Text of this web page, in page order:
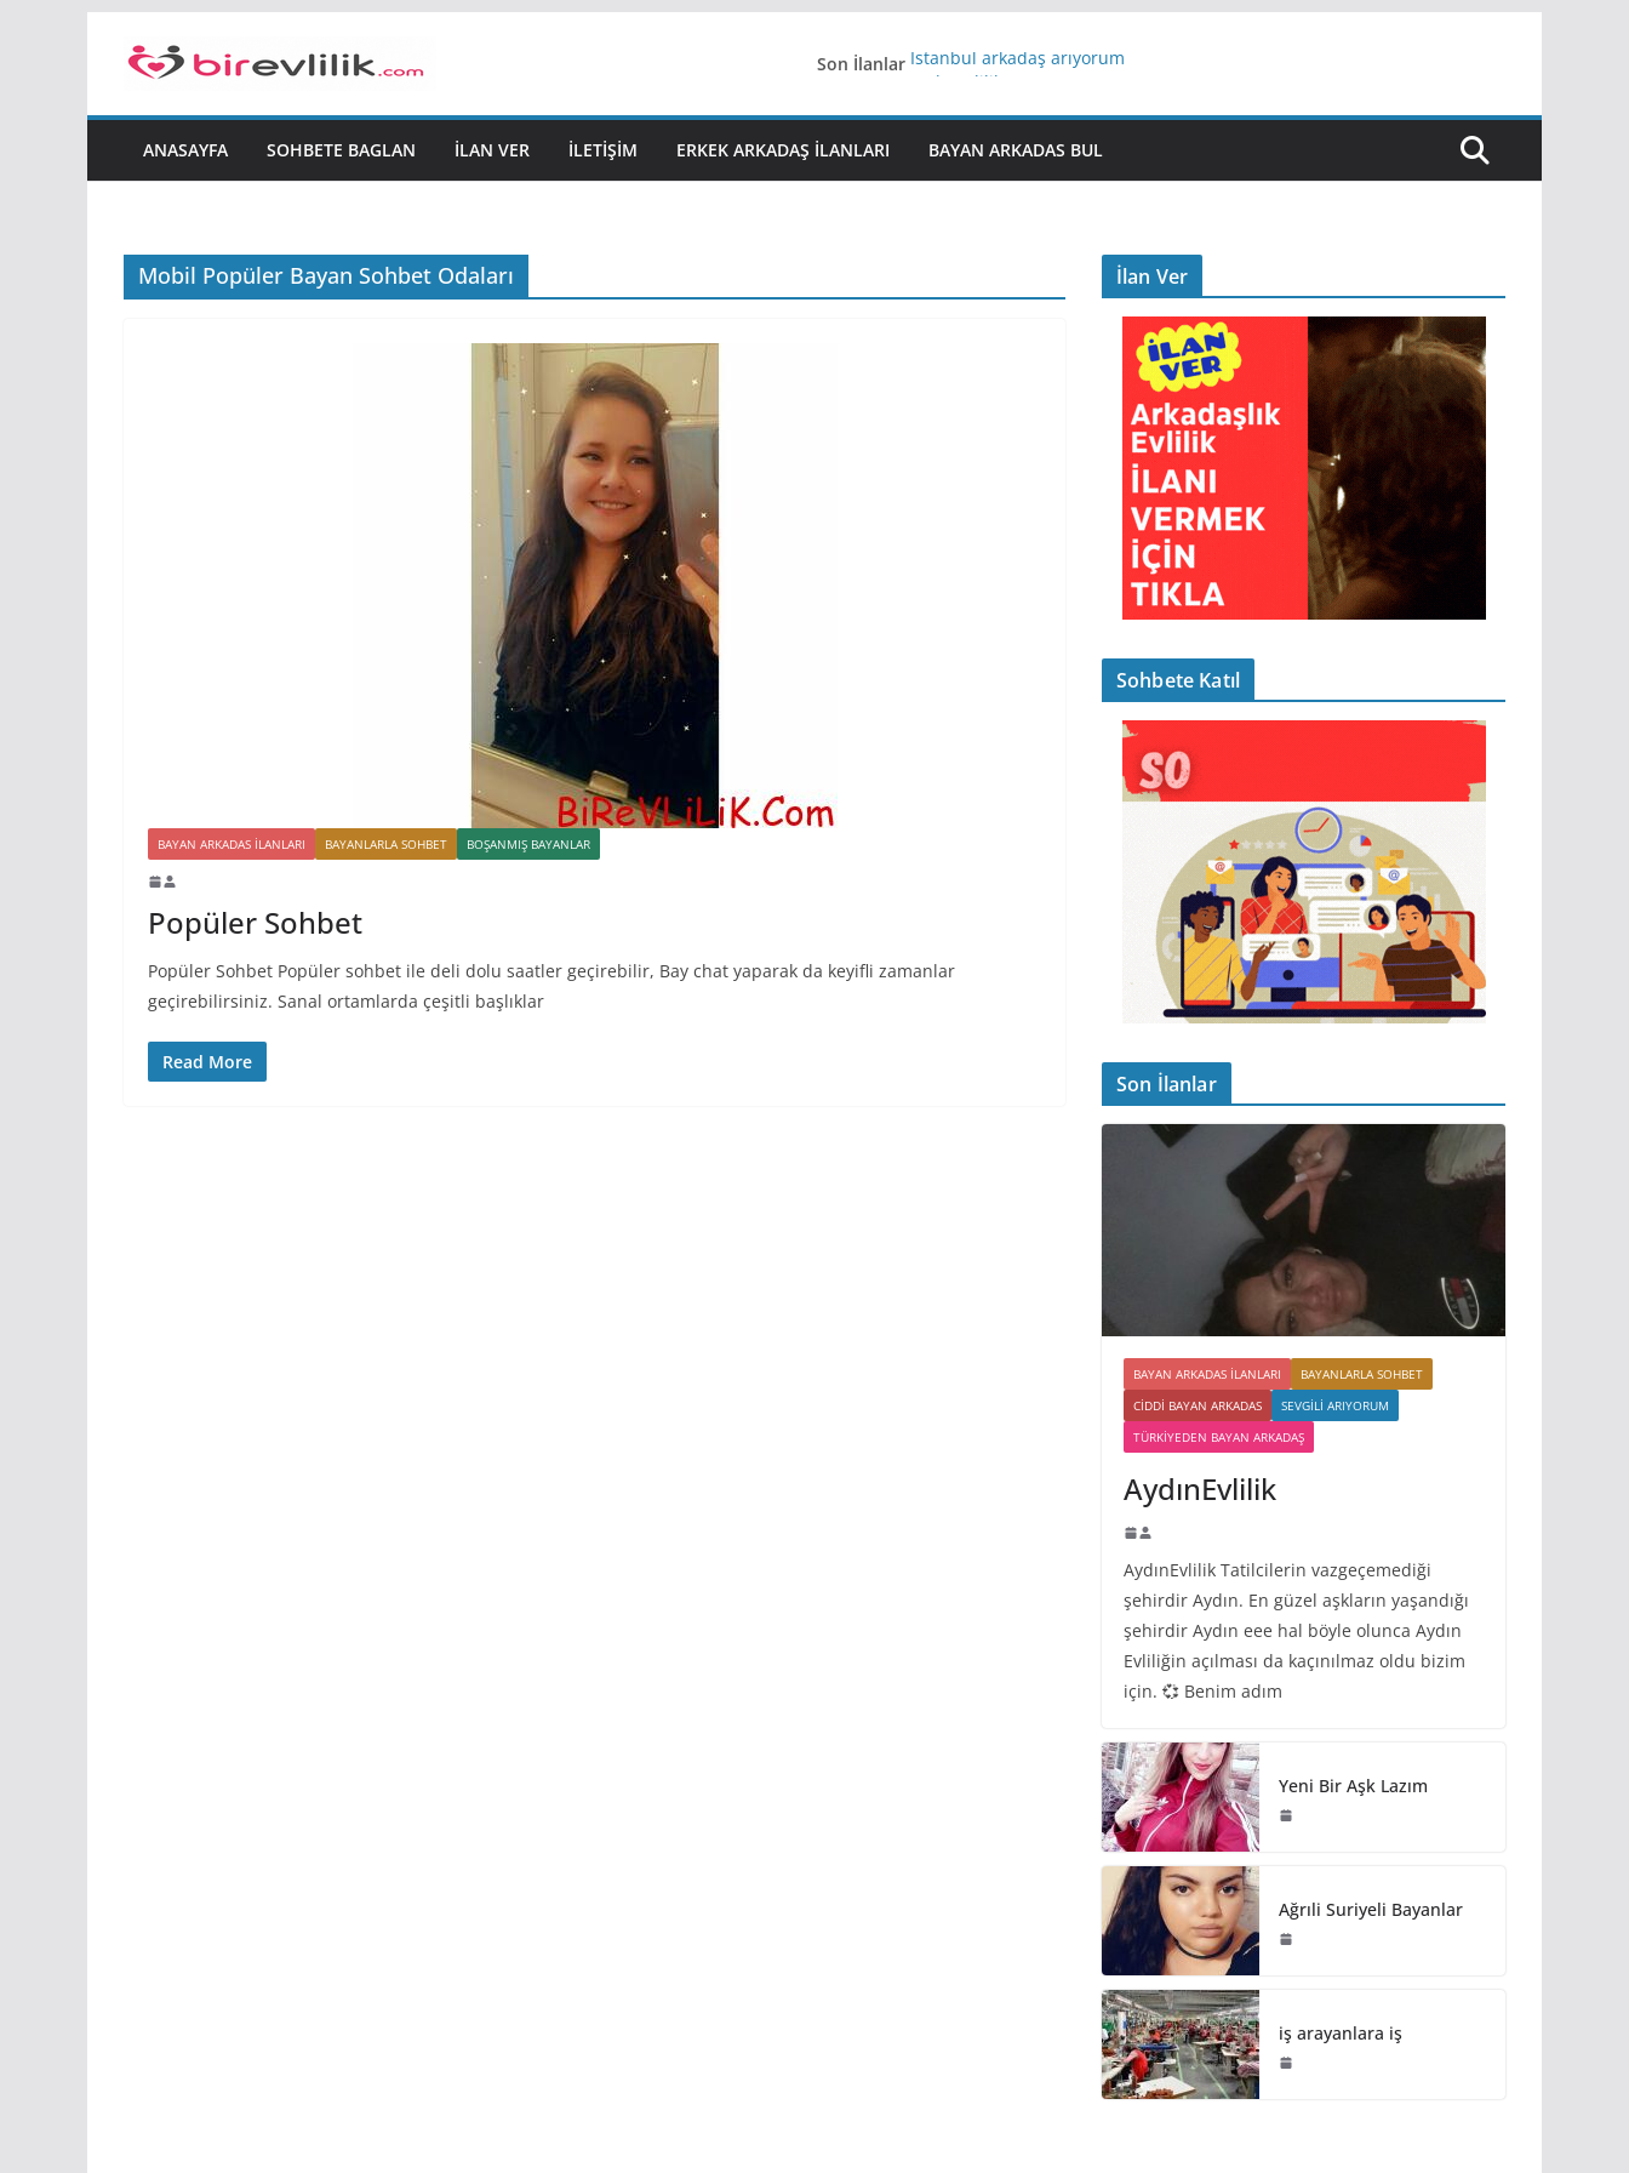
Son İlanlar İstanbul arkadaş arıyorum
Yeni Bir Aşk Lazım
iş arayanlara iş
ANASAYFA SOHBETE BAGLAN İLAN VER İLETIŞIM ERKEK ARKADAŞ ILANLARI BAYAN ARKADAS BUL
Mobil Popüler Bayan Sohbet Odaları
BAYAN ARKADAS ILANLARI BAYANLARLA SOHBET BOŞANMIŞ BAYANLAR
Popüler Sohbet
Popüler Sohbet Popüler sohbet ile deli dolu saatler geçirebilir, Bay chat yaparak da keyifli zamanlar
geçirebilirsiniz. Sanal ortamlarda çeşitli başlıklar
Read More
İlan Ver
Sohbete Katıl
Son İlanlar
BAYAN ARKADAS ILANLARI
BAYANLARLA SOHBET
CIDDI BAYAN ARKADAS
SEVGILI ARIYORUM
TÜRKIYEDEN BAYAN ARKADAŞ
AydınEvlilik
AydınEvlilik Tatilcilerin vazgeçemediği
şehirdir Aydın. En güzel aşkların yaşandığı
şehirdir Aydın eee hal böyle olunca Aydın
Evliliğin açılması da kaçınılmaz oldu bizim
için. 💞 Benim adım
Yeni Bir Aşk Lazım
Ağrıli Suriyeli Bayanlar
iş arayanlara iş